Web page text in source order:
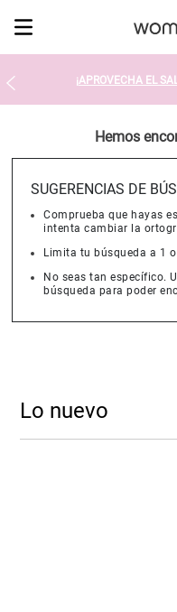
¡APROVECHA EL
Hemos
SUGERENCIAS DE
intenta cambiar la
Limita tu búsqueda a 1
Lo nuevo